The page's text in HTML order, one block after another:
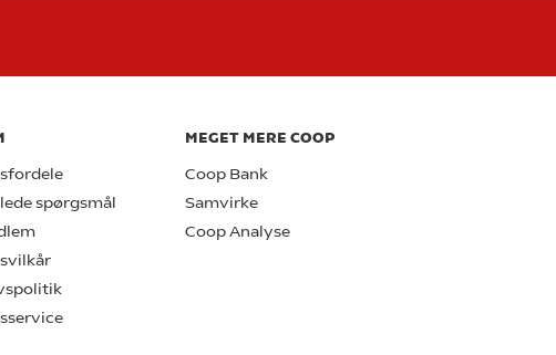
spørgsmål
MEGET MERE COOP
Coop Bank
Samvirke
Coop Analyse